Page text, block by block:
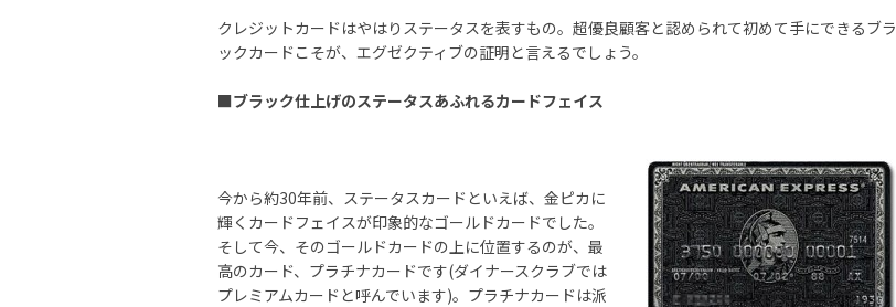
クレジットカードはやはりステータスを表すもの。超優良顧客と認められて初めて手にできるブラ
ックカードこそが、エグゼクティブの証明と言えるでしょう。
■ブラック仕上げのステータスあふれるカードフェイス
今から約30年前、ステータスカードといえば、金ピカに
輝くカードフェイスが印象的なゴールドカードでした。
そして今、そのゴールドカードの上に位置するのが、最
高のカード、プラチナカードです(ダイナースクラブでは
プレミアムカードと呼んでいます)。プラチナカードは派